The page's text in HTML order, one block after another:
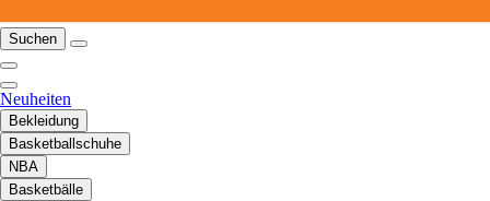
Suchen
Neuheiten
Bekleidung
Basketballschuhe
NBA
Basketbälle